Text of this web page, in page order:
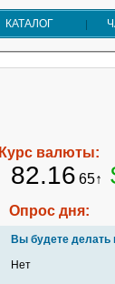
КАТАЛОГ
Курс валюты:
82.16 65↑
Опрос дня:
Вы будете делать
Нет